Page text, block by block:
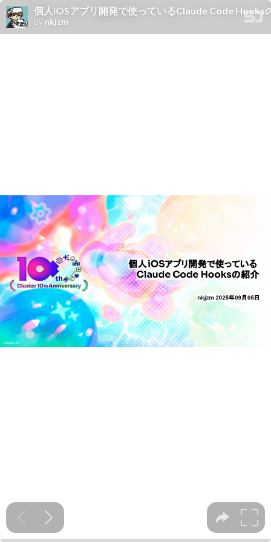
個人iOSアプリ開発で使っているClaude Code Hooks
by nkjzm